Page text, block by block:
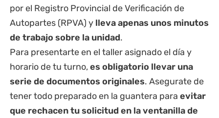
por el Registro Provincial de Verificación de
Autopartes (RPVA) y lleva apenas unos minutos
de trabajo sobre la unidad.
Para presentarte en el taller asignado el día y
horario de tu turno,es obligatorio llevar una
serie de documentos originales. Asegurate de
tener todo preparado en la guantera para evitar
que rechacen tu solicitud en la ventanilla de